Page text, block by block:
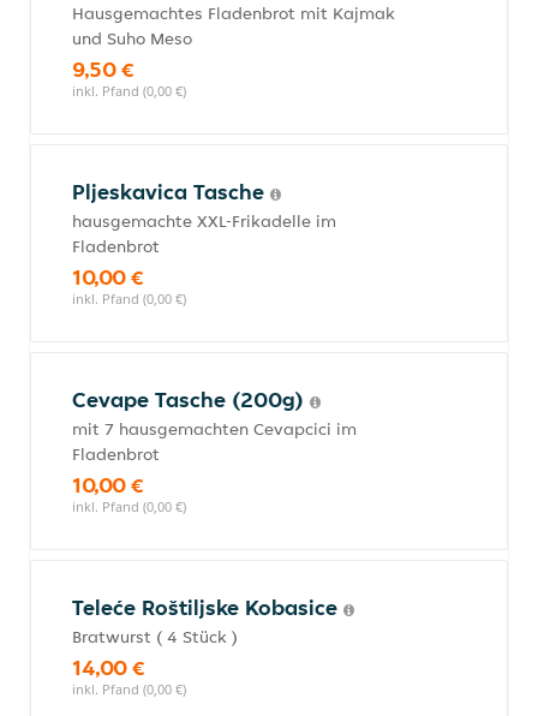
Hausgemachtes Fladenbrot mit Kajmak
und Suho Meso
9,50 €
inkl. Pfand (0,00 €)
Pljeskavica Tasche
hausgemachte XXL-Frikadelle im
Fladenbrot
10,00 €
inkl. Pfand (0,00 €)
Cevape Tasche (200g)
mit 7 hausgemachten Cevapcici im
Fladenbrot
10,00 €
inkl. Pfand (0,00 €)
Teleće Roštiljske Kobasice
Bratwurst ( 4 Stück )
14,00 €
inkl. Pfand (0,00 €)